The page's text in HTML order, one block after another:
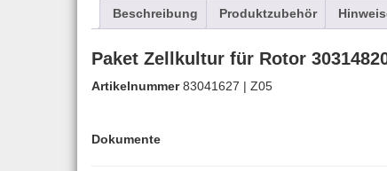
Beschreibung Produktzubehör
Paket Zellkultur für Rotor
Artikelnummer83041627 | Z05
Dokumente